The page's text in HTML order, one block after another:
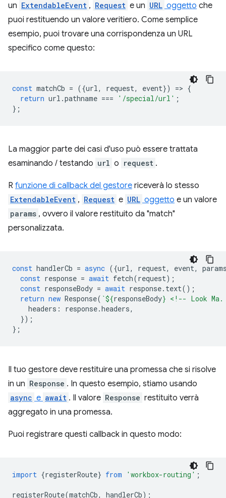
un ExtendableEvent , Request e un URL oggetto che
puoi restituendo un valore veritiero. Come semplice
esempio, puoi trovare una corrispondenza un URL
specifico come questo:
const matchCb = ({url, request, event}) => {
return url .pathname === '/special/url' ;
};
La maggior parte dei casi d'uso può essere trattata
esaminando / testando url o request .
R funzione di callback del gestore riceverà lo stesso
ExtendableEvent , Request e URL oggetto e un valore
params , ovvero il valore restituito da "match"
personalizzata.
const handlerCb = async ({url, request, event,
const response = await fetch(request);
const responseBody = await response. text();
return new Response( `${responseBody} <!-- Look Ma.
headers : response.headers,
});
};
Il tuo gestore deve restituire una promessa che si risolve
in un Response . In questo esempio, stiamo usando
async e await . Il valore Response restituito verrà
aggregato in una promessa.
Puoi registrare questi callback in questo modo:
import {registerRoute} from 'workbox-routing' ;
registerRoute(matchCb, handlerCb);